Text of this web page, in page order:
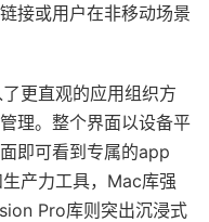
接或用户在非移动场景
更直观的应用组织方
理。整个界面以设备平
即可看到专属的app
产力工具，Mac库强
Pro库则突出沉浸式